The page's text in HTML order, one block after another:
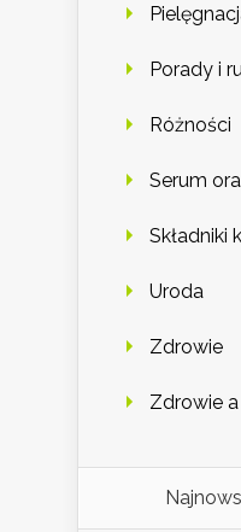
Porady i
Różności
Serum
Składniki
Uroda
Zdrowie
Zdrowie